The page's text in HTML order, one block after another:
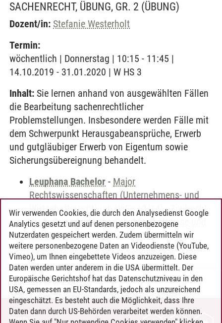
SACHENRECHT, ÜBUNG, GR. 2 (ÜBUNG)
Dozent/in: Stefanie Westerholt
Termin:
wöchentlich | Donnerstag | 10:15 - 11:45 |
14.10.2019 - 31.01.2020 | W HS 3
Inhalt: Sie lernen anhand von ausgewählten Fällen
die Bearbeitung sachenrechtlicher
Problemstellungen. Insbesondere werden Fälle mit
dem Schwerpunkt Herausgabeansprüche, Erwerb
und gutgläubiger Erwerb von Eigentum sowie
Sicherungsübereignung behandelt.
Leuphana Bachelor - Major
Rechtswissenschaften (Unternehmens- und
Wirtschaftsrecht) (ab WiSe 13/14)-Zivilrecht
III: Außervertragliche Schuldverhältnisse und
Sachenrecht
Timo Leder/30.06.2024
KONTAKT
Wir verwenden Cookies, die durch den Analysedienst Google
Analytics gesetzt und auf denen personenbezogene
Nutzerdaten gespeichert werden. Zudem übermitteln wir
weitere personenbezogene Daten an Videodienste (YouTube,
Vimeo), um Ihnen eingebettete Videos anzuzeigen. Diese
Daten werden unter anderem in die USA übermittelt. Der
Europäische Gerichtshof hat das Datenschutzniveau in den
USA, gemessen an EU-Standards, jedoch als unzureichend
eingeschätzt. Es besteht auch die Möglichkeit, dass Ihre
Daten dann durch US-Behörden verarbeitet werden können.